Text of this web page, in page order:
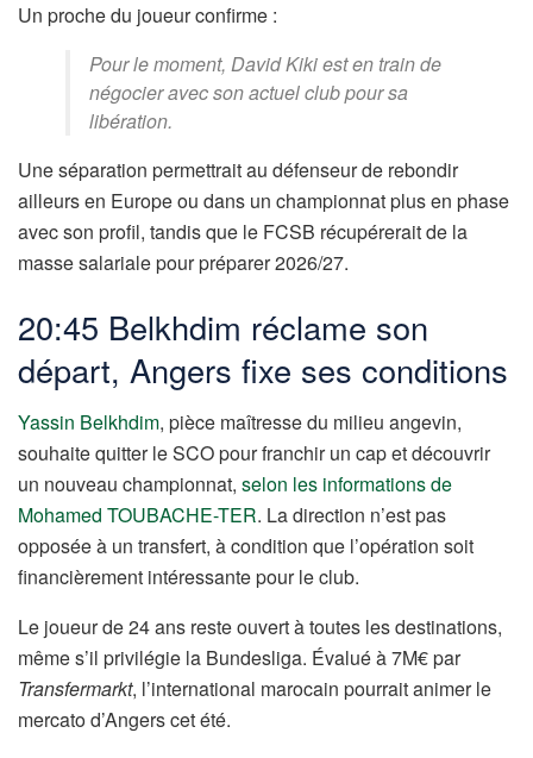
Un proche du joueur confirme :
Pour le moment, David Kiki est en train de
négocier avec son actuel club pour sa
libération.
Une séparation permettrait au défenseur de rebondir
ailleurs en Europe ou dans un championnat plus en phase
avec son profil, tandis que le FCSB récupérerait de la
masse salariale pour préparer 2026/27.
20:45 Belkhdim réclame son
départ, Angers fixe ses conditions
Yassin Belkhdim, pièce maîtresse du milieu angevin,
souhaite quitter le SCO pour franchir un cap et découvrir
un nouveau championnat, selon les informations de
Mohamed TOUBACHE-TER. La direction n’est pas
opposée à un transfert, à condition que l’opération soit
financièrement intéressante pour le club.
Le joueur de 24 ans reste ouvert à toutes les destinations,
même s’il privilégie la Bundesliga. Évalué à 7M€ par
Transfermarkt, l’international marocain pourrait animer le
mercato d’Angers cet été.